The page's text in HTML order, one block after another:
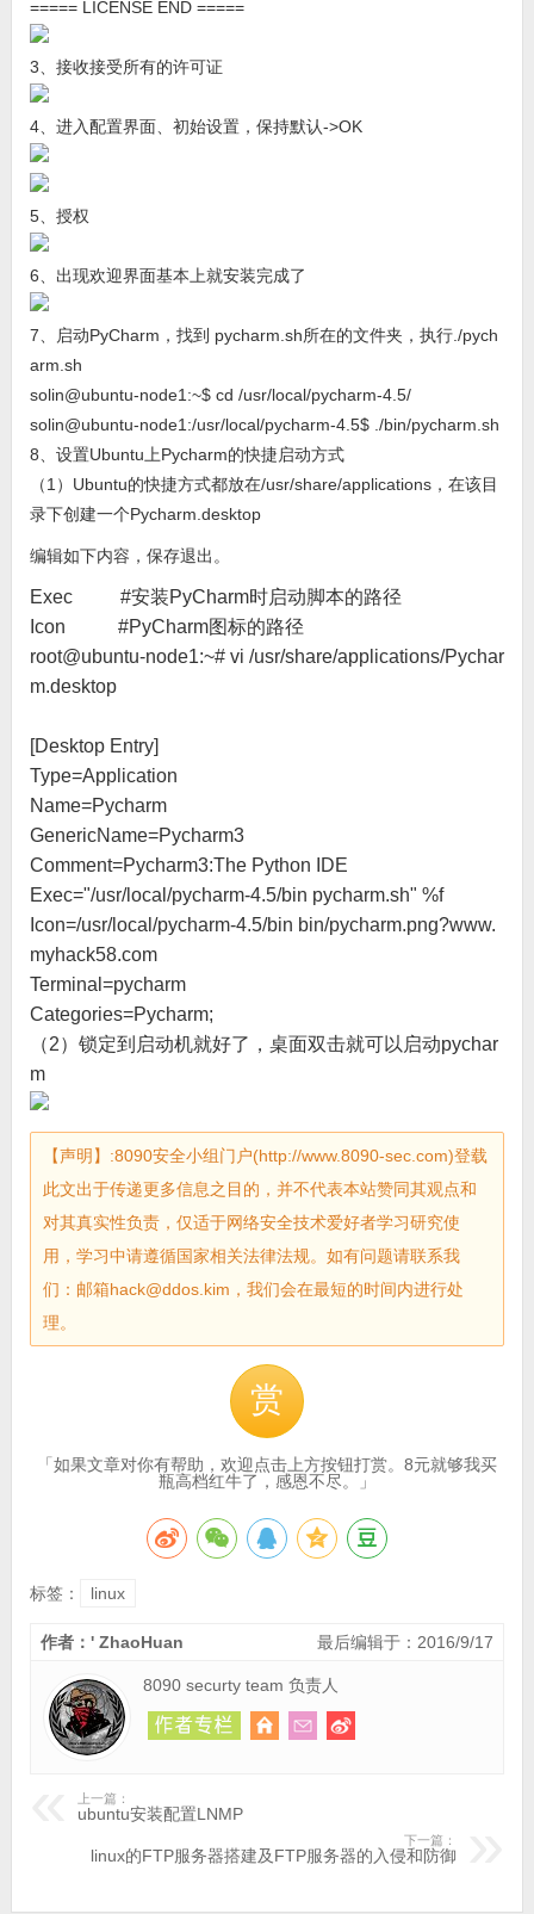
===== LICENSE END =====
3、接收接受所有的许可证
4、进入配置界面、初始设置，保持默认->OK
5、授权
6、出现欢迎界面基本上就安装完成了
7、启动PyCharm，找到 pycharm.sh所在的文件夹，执行./pych
arm.sh
solin@ubuntu-node1:~$ cd /usr/local/pycharm-4.5/
solin@ubuntu-node1:/usr/local/pycharm-4.5$ ./bin/pycharm.sh
8、设置Ubuntu上Pycharm的快捷启动方式
（1）Ubuntu的快捷方式都放在/usr/share/applications，在该目
录下创建一个Pycharm.desktop
编辑如下内容，保存退出。
Exec #安装PyCharm时启动脚本的路径
Icon #PyCharm图标的路径
root@ubuntu-node1:~# vi /usr/share/applications/Pychar
m.desktop
[Desktop Entry]
Type=Application
Name=Pycharm
GenericName=Pycharm3
Comment=Pycharm3:The Python IDE
Exec="/usr/local/pycharm-4.5/bin pycharm.sh" %f
Icon=/usr/local/pycharm-4.5/bin bin/pycharm.png?www.
myhack58.com
Terminal=pycharm
Categories=Pycharm;
（2）锁定到启动机就好了，桌面双击就可以启动pychar
m
【声明】:8090安全小组门户(http://www.8090-sec.com)登载
此文出于传递更多信息之目的，并不代表本站赞同其观点和
对其真实性负责，仅适于网络安全技术爱好者学习研究使
用，学习中请遵循国家相关法律法规。如有问题请联系我
们：邮箱hack@ddos.kim，我们会在最短的时间内进行处
理。
赏
「如果文章对你有帮助，欢迎点击上方按钮打赏。8元就够我买
瓶高档红牛了，感恩不尽。」
标签： linux
最后编辑于：2016/9/17
作者：' ZhaoHuan
8090 securty team 负责人
上一篇：
ubuntu安装配置LNMP
下一篇：
linux的FTP服务器搭建及FTP服务器的入侵和防御